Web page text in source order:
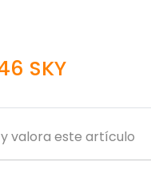
SKY
valora este artículo